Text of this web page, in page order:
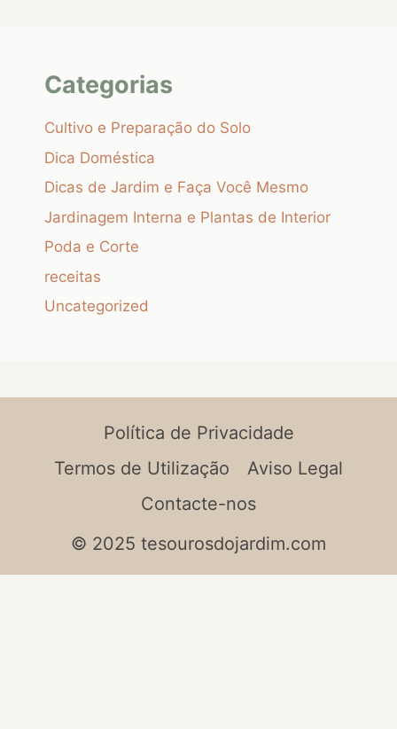
Categorias
Cultivo e Preparação do Solo
Dica Doméstica
Dicas de Jardim e Faça Você Mesmo
Jardinagem Interna e Plantas de Interior
Poda e Corte
receitas
Uncategorized
Política de Privacidade
Termos de Utilização
Aviso Legal
Contacte-nos
© 2025 tesourosdojardim.com